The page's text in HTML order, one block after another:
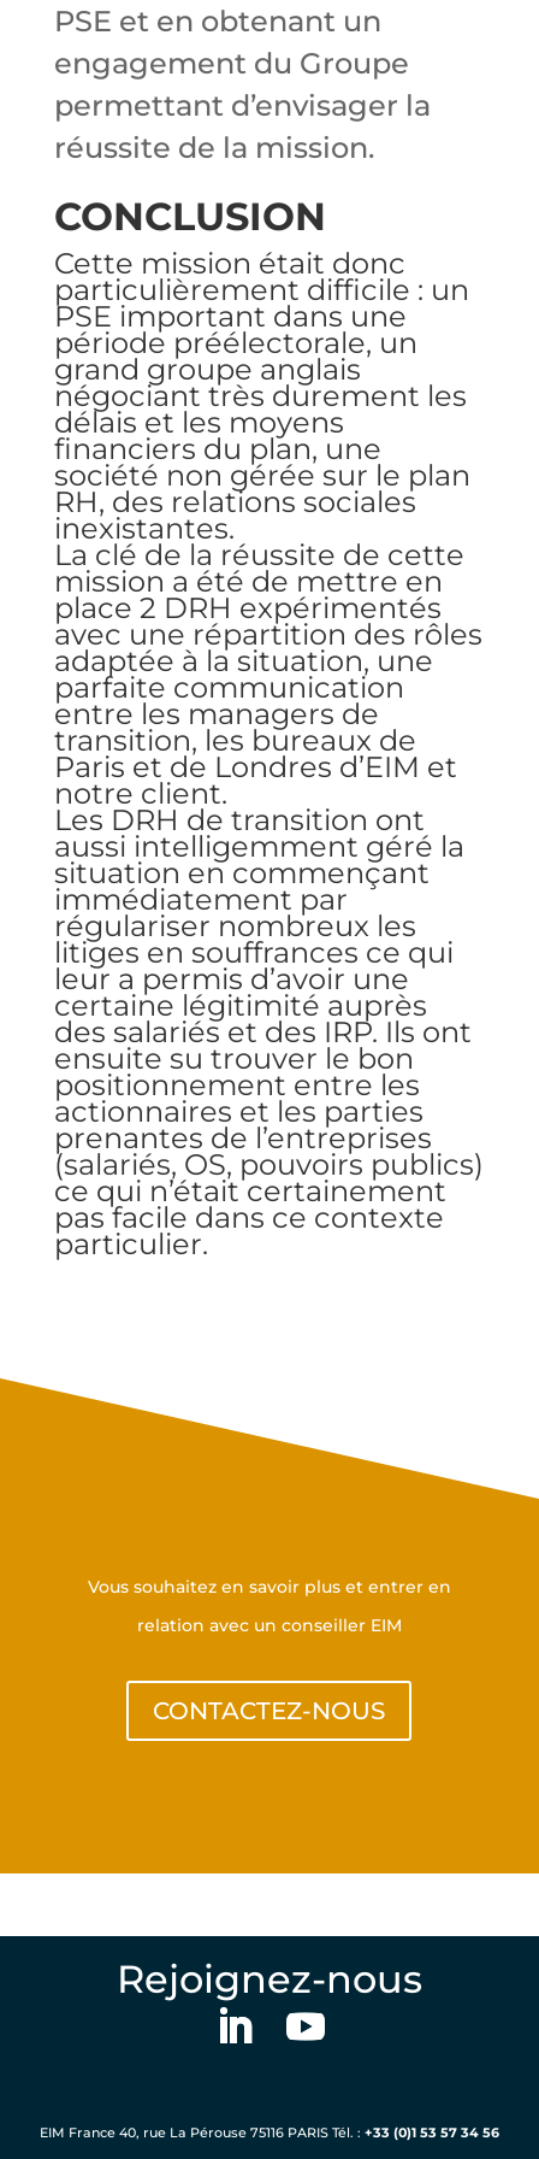
PSE et en obtenant un
engagement du Groupe
permettant d’envisager la
réussite de la mission.
CONCLUSION
Cette mission était donc
particulièrement difficile : un
PSE important dans une
période préélectorale, un
grand groupe anglais
négociant très durement les
délais et les moyens
financiers du plan, une
société non gérée sur le plan
RH, des relations sociales
inexistantes.
La clé de la réussite de cette
mission a été de mettre en
place 2 DRH expérimentés
avec une répartition des rôles
adaptée à la situation, une
parfaite communication
entre les managers de
transition, les bureaux de
Paris et de Londres d’EIM et
notre client.
Les DRH de transition ont
aussi intelligemment géré la
situation en commençant
immédiatement par
régulariser nombreux les
litiges en souffrances ce qui
leur a permis d’avoir une
certaine légitimité auprès
des salariés et des IRP. Ils ont
ensuite su trouver le bon
positionnement entre les
actionnaires et les parties
prenantes de l’entreprises
(salariés, OS, pouvoirs publics)
ce qui n’était certainement
pas facile dans ce contexte
particulier.
Prenez contact avec nous
Vous souhaitez en savoir plus et entrer en
relation avec un conseiller EIM
CONTACTEZ-NOUS
Rejoignez-nous
EIM France 40, rue La Pérouse 75116 PARIS Tél. : +33 (0)1 53 57 34 56